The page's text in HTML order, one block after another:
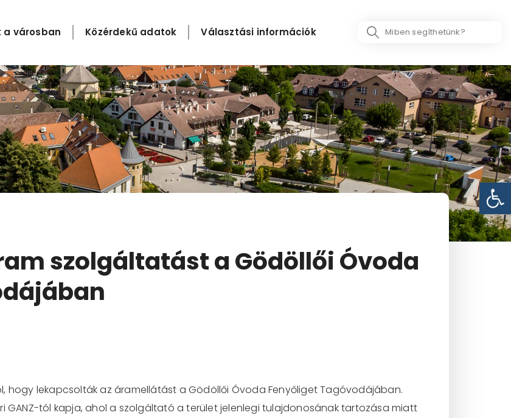
a városban Közérdekű adatok Választási információk
Search
szolgáltatást a Gödöllői Óvoda
hogy lekapcsolták az áramellátást a Gödöllői Óvoda Fenyőliget Tagóvodájában.
GANZ-tól kapja, ahol a szolgáltató a terület jelenlegi tulajdonosának tartozása miatt